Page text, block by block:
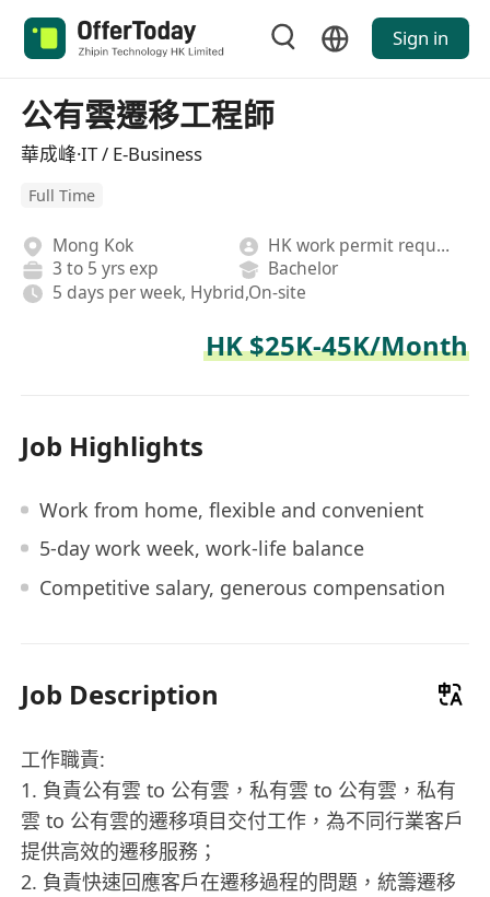
Sign in
公有雲遷移工程師
華成峰·IT / E-Business
Full Time
Mong Kok
HK work permit required
3 to 5 yrs exp
Bachelor
5 days per week, Hybrid,On-site
HK $25K-45K/Month
Job Highlights
Work from home, flexible and convenient
5-day work week, work-life balance
Competitive salary, generous compensation
Job Description
工作職責:
1. 負責公有雲 to 公有雲，私有雲 to 公有雲，私有
雲 to 公有雲的遷移項目交付工作，為不同行業客戶
提供高效的遷移服務；
2. 負責快速回應客戶在遷移過程的問題，統籌遷移